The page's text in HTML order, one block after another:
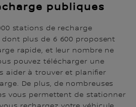
publiques
stations de recharge
dont plus de 6 600 proposent
rapide, et leur nombre ne
pouvez télécharger une
aider à trouver et planifier
De plus, de nombreuses
vous permettent de stationner